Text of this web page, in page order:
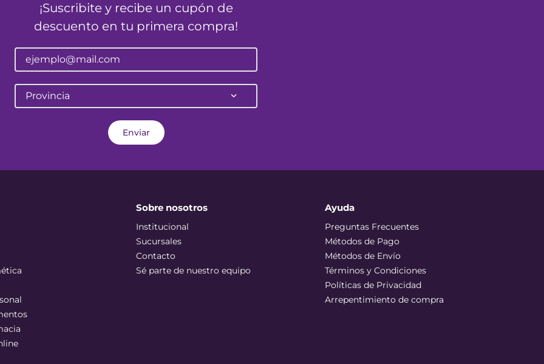
¡Suscribite y recibe un cupón de
descuento en tu primera compra!
Provincia
Enviar
Sobre nosotros
Institucional
Sucursales
Contacto
Sé parte de nuestro equipo
Ayuda
Preguntas Frecuentes
Métodos de Pago
Métodos de Envío
Términos y Condiciones
Políticas de Privacidad
Arrepentimiento de compra